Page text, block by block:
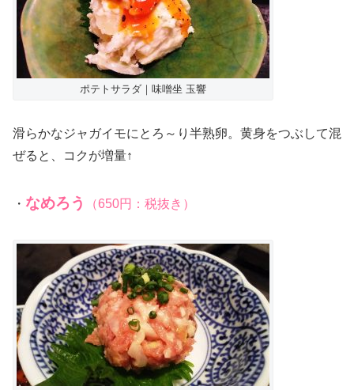
ポテトサラダ｜味噌坐 玉響
滑らかなジャガイモにとろ～り半熟卵。黄身をつぶして混
ぜると、コクが増量↑
・ なめろう （650円：税抜き）